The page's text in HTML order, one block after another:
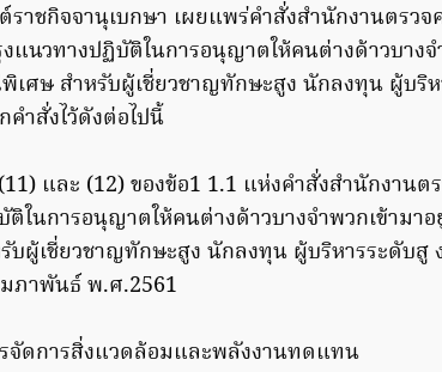
ราชกิจจานุเบกษา เผยแพร่คำสั่งสำนักงานตรวจ
งแนวทางปฏิบัติในการอนุญาตให้คนต่างด้าวบางจ
เศษ สำหรับผู้เชี่ยวชาญทักษะสูง นักลงทุน ผู้บริ
ำสั่งไว้ดังต่อไปนี้
และ (12) ของข้อ1 1.1 แห่งคำสั่งสำนักงานต
ติในการอนุญาตให้คนต่างด้าวบางจำพวกเข้ามา
บผู้เชี่ยวชาญทักษะสูง นักลงทุน ผู้บริหารระดับสู
ภาพันธ์ พ.ศ.2561
จัดการสิ่งแวดล้อมและพลังงานทดแทน